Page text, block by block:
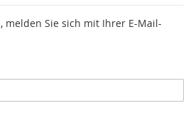
melden Sie sich mit Ihrer E-Mail-